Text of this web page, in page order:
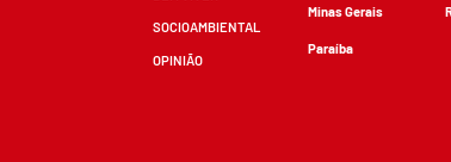
SOCIOAMBIENTAL
OPINIÃO
Minas Gerais
Paraíba